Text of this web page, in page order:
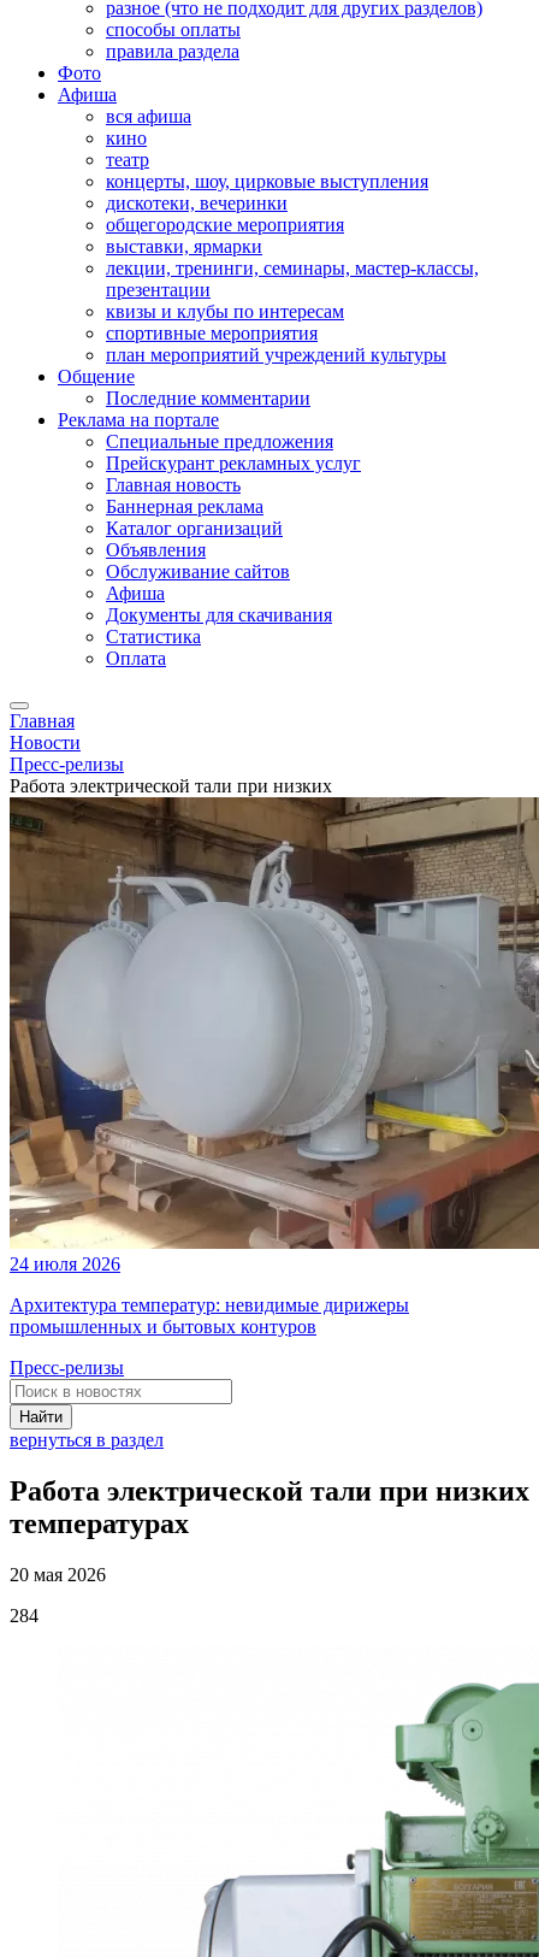
разное (что не подходит для других разделов)
способы оплаты
правила раздела
Фото
Афиша
вся афиша
кино
театр
концерты, шоу, цирковые выступления
дискотеки, вечеринки
общегородские мероприятия
выставки, ярмарки
лекции, тренинги, семинары, мастер-классы,
презентации
квизы и клубы по интересам
спортивные мероприятия
план мероприятий учреждений культуры
Общение
Последние комментарии
Реклама на портале
Специальные предложения
Прейскурант рекламных услуг
Главная новость
Баннерная реклама
Каталог организаций
Объявления
Обслуживание сайтов
Афиша
Документы для скачивания
Статистика
Оплата
Главная
Новости
Пресс-релизы
Работа электрической тали при низких
24 июля 2026
Архитектура температур: невидимые дирижеры
промышленных и бытовых контуров
Пресс-релизы
Найти
вернуться в раздел
Работа электрической тали при низких
температурах
20 мая 2026
284